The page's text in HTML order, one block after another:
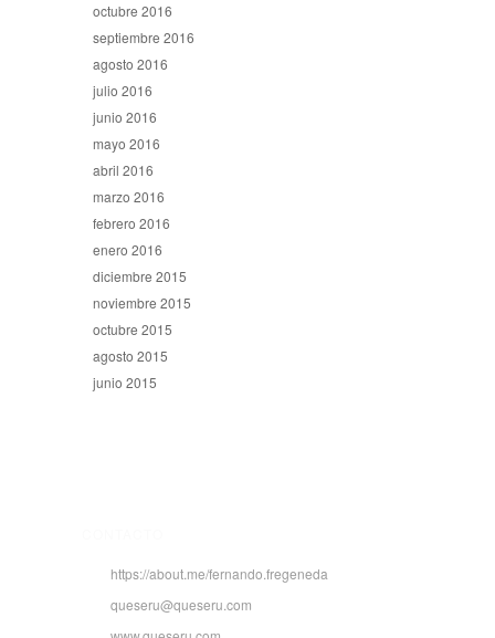
octubre 2016
septiembre 2016
agosto 2016
julio 2016
junio 2016
mayo 2016
abril 2016
marzo 2016
febrero 2016
enero 2016
diciembre 2015
noviembre 2015
octubre 2015
agosto 2015
junio 2015
https://about.me/fernando.fregeneda
queseru@queseru.com